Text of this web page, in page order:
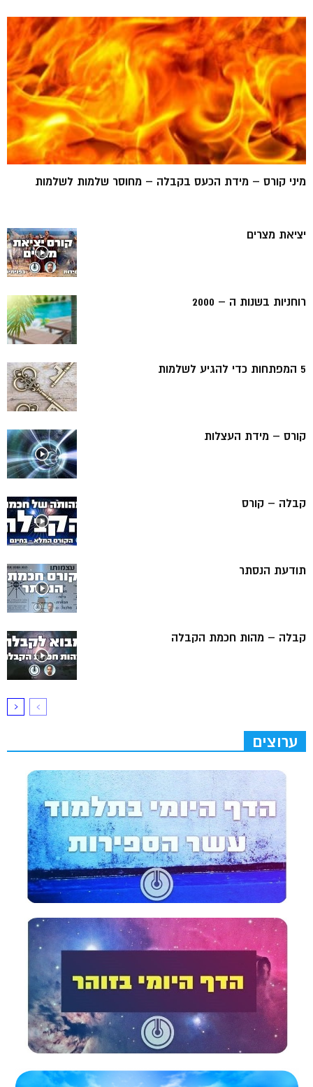
מיני קורס – מידת הכעס בקבלה – מחוסר שלמות לשלמות
יציאת מצרים
רוחניות בשנות ה – 2000
5 המפתחות כדי להגיע לשלמות
קורס – מידת העצלות
קבלה – קורס
תודעת הנסתר
קבלה – מהות חכמת הקבלה
ערוצים